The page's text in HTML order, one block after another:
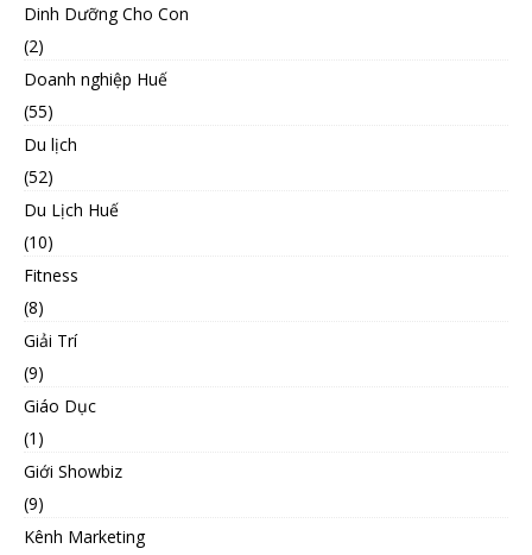
Dinh Dưỡng Cho Con
(2)
Doanh nghiệp Huế
(55)
Du lịch
(52)
Du Lịch Huế
(10)
Fitness
(8)
Giải Trí
(9)
Giáo Dục
(1)
Giới Showbiz
(9)
Kênh Marketing